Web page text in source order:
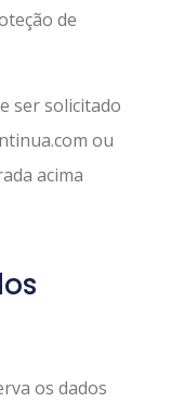
de
ser solicitado
ou
acima
os dados